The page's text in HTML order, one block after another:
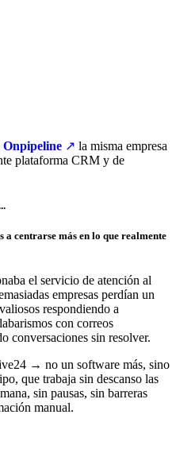
Onpipeline ↗ la misma empresa
plataforma CRM y de
a centrarse más en lo que realmente
el servicio de atención al
empresas perdían un
respondiendo a
con correos
conversaciones sin resolver.
→ no un software más, sino
que trabaja sin descanso las
sin pausas, sin barreras
manual.